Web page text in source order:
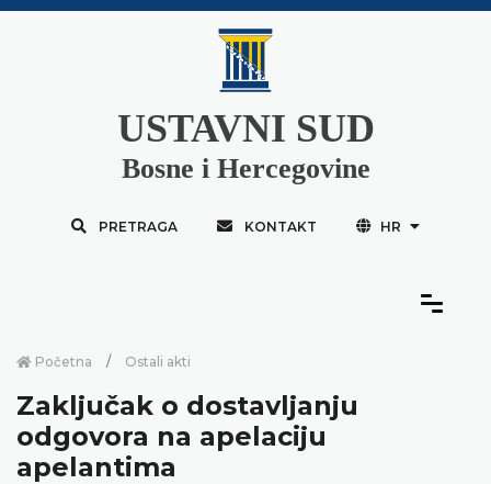
USTAVNI SUD
Bosne i Hercegovine
PRETRAGA KONTAKT HR
Početna Ostali akti
Zaključak o dostavljanju
odgovora na apelaciju
apelantima